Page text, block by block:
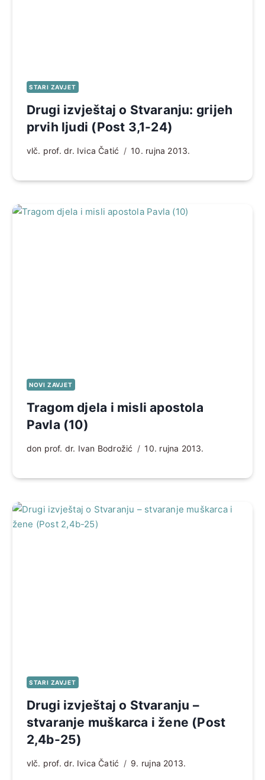
STARI ZAVJET
Drugi izvještaj o Stvaranju: grijeh
prvih ljudi (Post 3,1-24)
vlč. prof. dr. Ivica Čatić 10. rujna 2013.
NOVI ZAVJET
Tragom djela i misli apostola
Pavla (10)
don prof. dr. Ivan Bodrožić 10. rujna 2013.
STARI ZAVJET
Drugi izvještaj o Stvaranju –
stvaranje muškarca i žene (Post
2,4b-25)
vlč. prof. dr. Ivica Čatić 9. rujna 2013.